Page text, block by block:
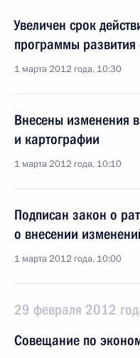
Увеличен срок
программы развития
1 марта 2012 года, 10:30
Внесены изменения
и картографии
1 марта 2012 года, 10:10
Подписан закон о
о внесении
1 марта 2012 года, 10:00
29 февраля 2012
Совещание по